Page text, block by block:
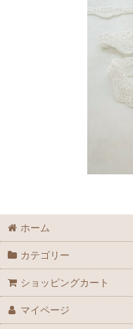
ホーム
カテゴリー
ショッピングカート
マイページ